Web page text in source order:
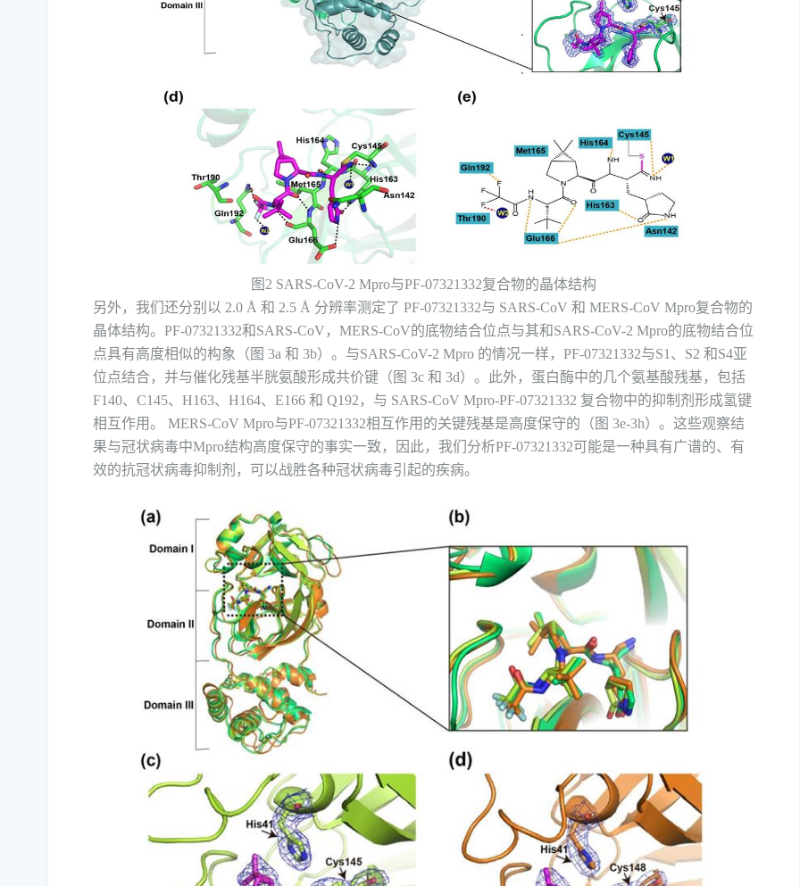
图 2 SARS-CoV-2 Mpro与PF-07321332复合物的晶体结构
另外，我们还分别以 2.0 Å 和 2.5 Å 分辨率测定了 PF-07321332与 SARS-CoV 和 MERS-CoV Mpro复合物的
晶体结构。 PF-07321332和SARS-CoV ， MERS-CoV的底物结合位点与其和SARS-CoV-2 Mpro的底物结合位
点具有高度相似的构象（图 3a 和 3b）。与SARS-CoV-2 Mpro 的情况一样， PF-07321332与S1 、 S2 和S4亚
位点结合，并与催化残基半胱氨酸形成共价键（图 3c 和 3d）。此外，蛋白酶中的几个氨基酸残基，包括
F140、 C145、 H163、 H164、 E166 和 Q192 ，与 SARS-CoV Mpro-PF-07321332 复合物中的抑制剂形成氢键
相互作用。 MERS-CoV Mpro与PF-07321332相互作用的关键残基是高度保守的（图 3e-3h）。这些观察结
果与冠状病毒中Mpro结构高度保守的事实一致，因此，我们分析PF-07321332可能是一种具有广谱的、有
效的抗冠状病毒抑制剂，可以战胜各种冠状病毒引起的疾病。